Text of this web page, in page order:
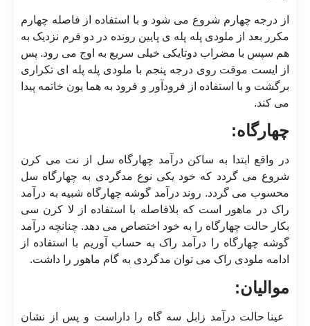
از درجه چهارم شروع می شود و با استفاده از فاصله چهارم
مکرر بعد از ملودی پله پله ی پایین رونده در دو فرم نزدیک به
هم سپس با مضراب دوتایکی خیلی سریع به اوج می رود. پس
از ایست موقت روی درجه پنجم با ملودی پله پله ای تکراری
برگشت و با استفاده از فرودآور و فرود به هما یون خاتمه پیدا
می کند.
چهارگاه:
در واقع ابتدا به ساکن درآمد چهارگاه سل از نت می کرن
شروع می گردد که خود یکی نوع مدگردی به چهارگاه سل
محسوب می گردد. روند درآمد گوشه چهارگاه شبیه به درآمد
راک در ماهور است که بلافاصله با استفاده از لا کرن سی
بکار حالت چهارگاه را به خود اختصاص می دهد. چنانچه درآمد
گوشه چهارگاه را درآمد راک به حساب آوریم با استفاده از
ادامه ملودی راک می توان مدگردی به گام ماهور را داشت.
موالیان:
عینا حالت درآمد زابل سه گاه را داراست و پس از نشان